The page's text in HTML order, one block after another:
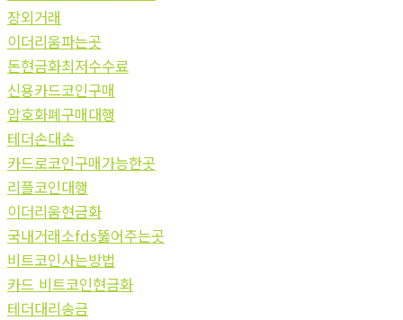
장외거래
이더리움파는곳
돈현금화최저수수료
신용카드코인구매
암호화폐구매대행
테더손대손
카드로코인구매가능한곳
리플코인대행
이더리움현금화
국내거래소fds뚫어주는곳
비트코인사는방법
카드 비트코인현금화
테더대리송금